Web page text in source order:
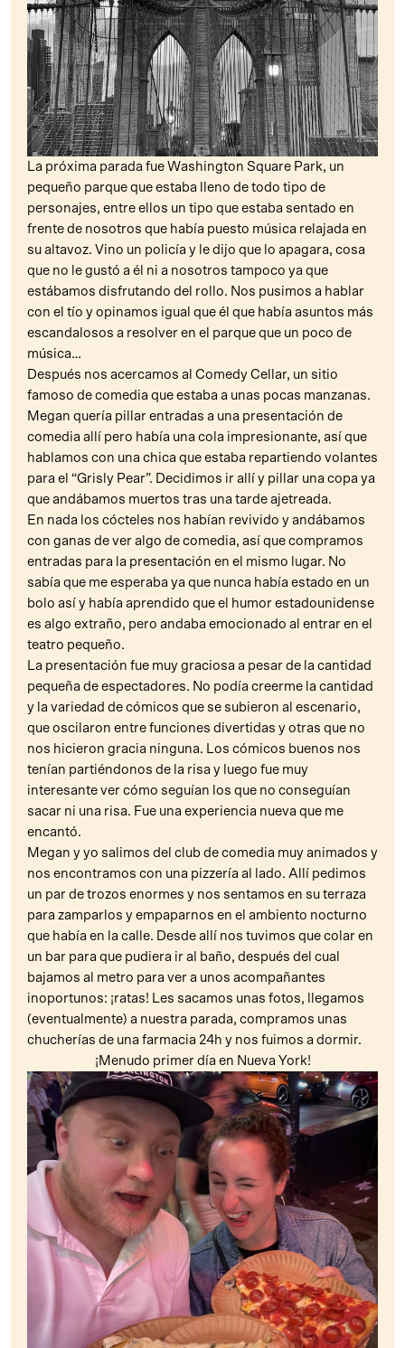
La próxima parada fue Washington Square Park, un
pequeño parque que estaba lleno de todo tipo de
personajes, entre ellos un tipo que estaba sentado en
frente de nosotros que había puesto música relajada en
su altavoz. Vino un policía y le dijo que lo apagara, cosa
que no le gustó a él ni a nosotros tampoco ya que
estábamos disfrutando del rollo. Nos pusimos a hablar
con el tío y opinamos igual que él que había asuntos más
escandalosos a resolver en el parque que un poco de
música…
Después nos acercamos al Comedy Cellar, un sitio
famoso de comedia que estaba a unas pocas manzanas.
Megan quería pillar entradas a una presentación de
comedia allí pero había una cola impresionante, así que
hablamos con una chica que estaba repartiendo volantes
para el “Grisly Pear”. Decidimos ir allí y pillar una copa ya
que andábamos muertos tras una tarde ajetreada.
En nada los cócteles nos habían revivido y andábamos
con ganas de ver algo de comedia, así que compramos
entradas para la presentación en el mismo lugar. No
sabía que me esperaba ya que nunca había estado en un
bolo así y había aprendido que el humor estadounidense
es algo extraño, pero andaba emocionado al entrar en el
teatro pequeño.
La presentación fue muy graciosa a pesar de la cantidad
pequeña de espectadores. No podía creerme la cantidad
y la variedad de cómicos que se subieron al escenario,
que oscilaron entre funciones divertidas y otras que no
nos hicieron gracia ninguna. Los cómicos buenos nos
tenían partiéndonos de la risa y luego fue muy
interesante ver cómo seguían los que no conseguían
sacar ni una risa. Fue una experiencia nueva que me
encantó.
Megan y yo salimos del club de comedia muy animados y
nos encontramos con una pizzería al lado. Allí pedimos
un par de trozos enormes y nos sentamos en su terraza
para zamparlos y empaparnos en el ambiento nocturno
que había en la calle. Desde allí nos tuvimos que colar en
un bar para que pudiera ir al baño, después del cual
bajamos al metro para ver a unos acompañantes
inoportunos: ¡ratas! Les sacamos unas fotos, llegamos
(eventualmente) a nuestra parada, compramos unas
chucherías de una farmacia 24h y nos fuimos a dormir.
¡Menudo primer día en Nueva York!